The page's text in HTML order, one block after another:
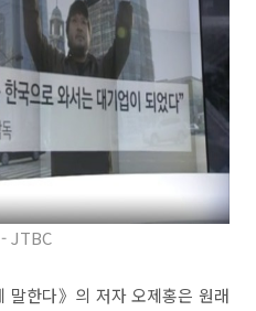
JTBC
말한다》의 저자 오제홍은 원래